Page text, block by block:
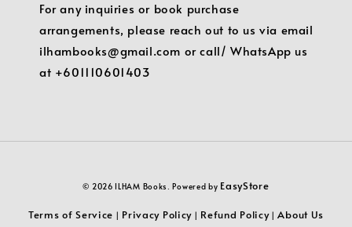
For any inquiries or book purchase
arrangements, please reach out to us via email
ilhambooks@gmail.com or call/ WhatsApp us
at +601110601403
© 2026 ILHAM Books. Powered by EasyStore
Terms of Service | Privacy Policy | Refund Policy|About Us